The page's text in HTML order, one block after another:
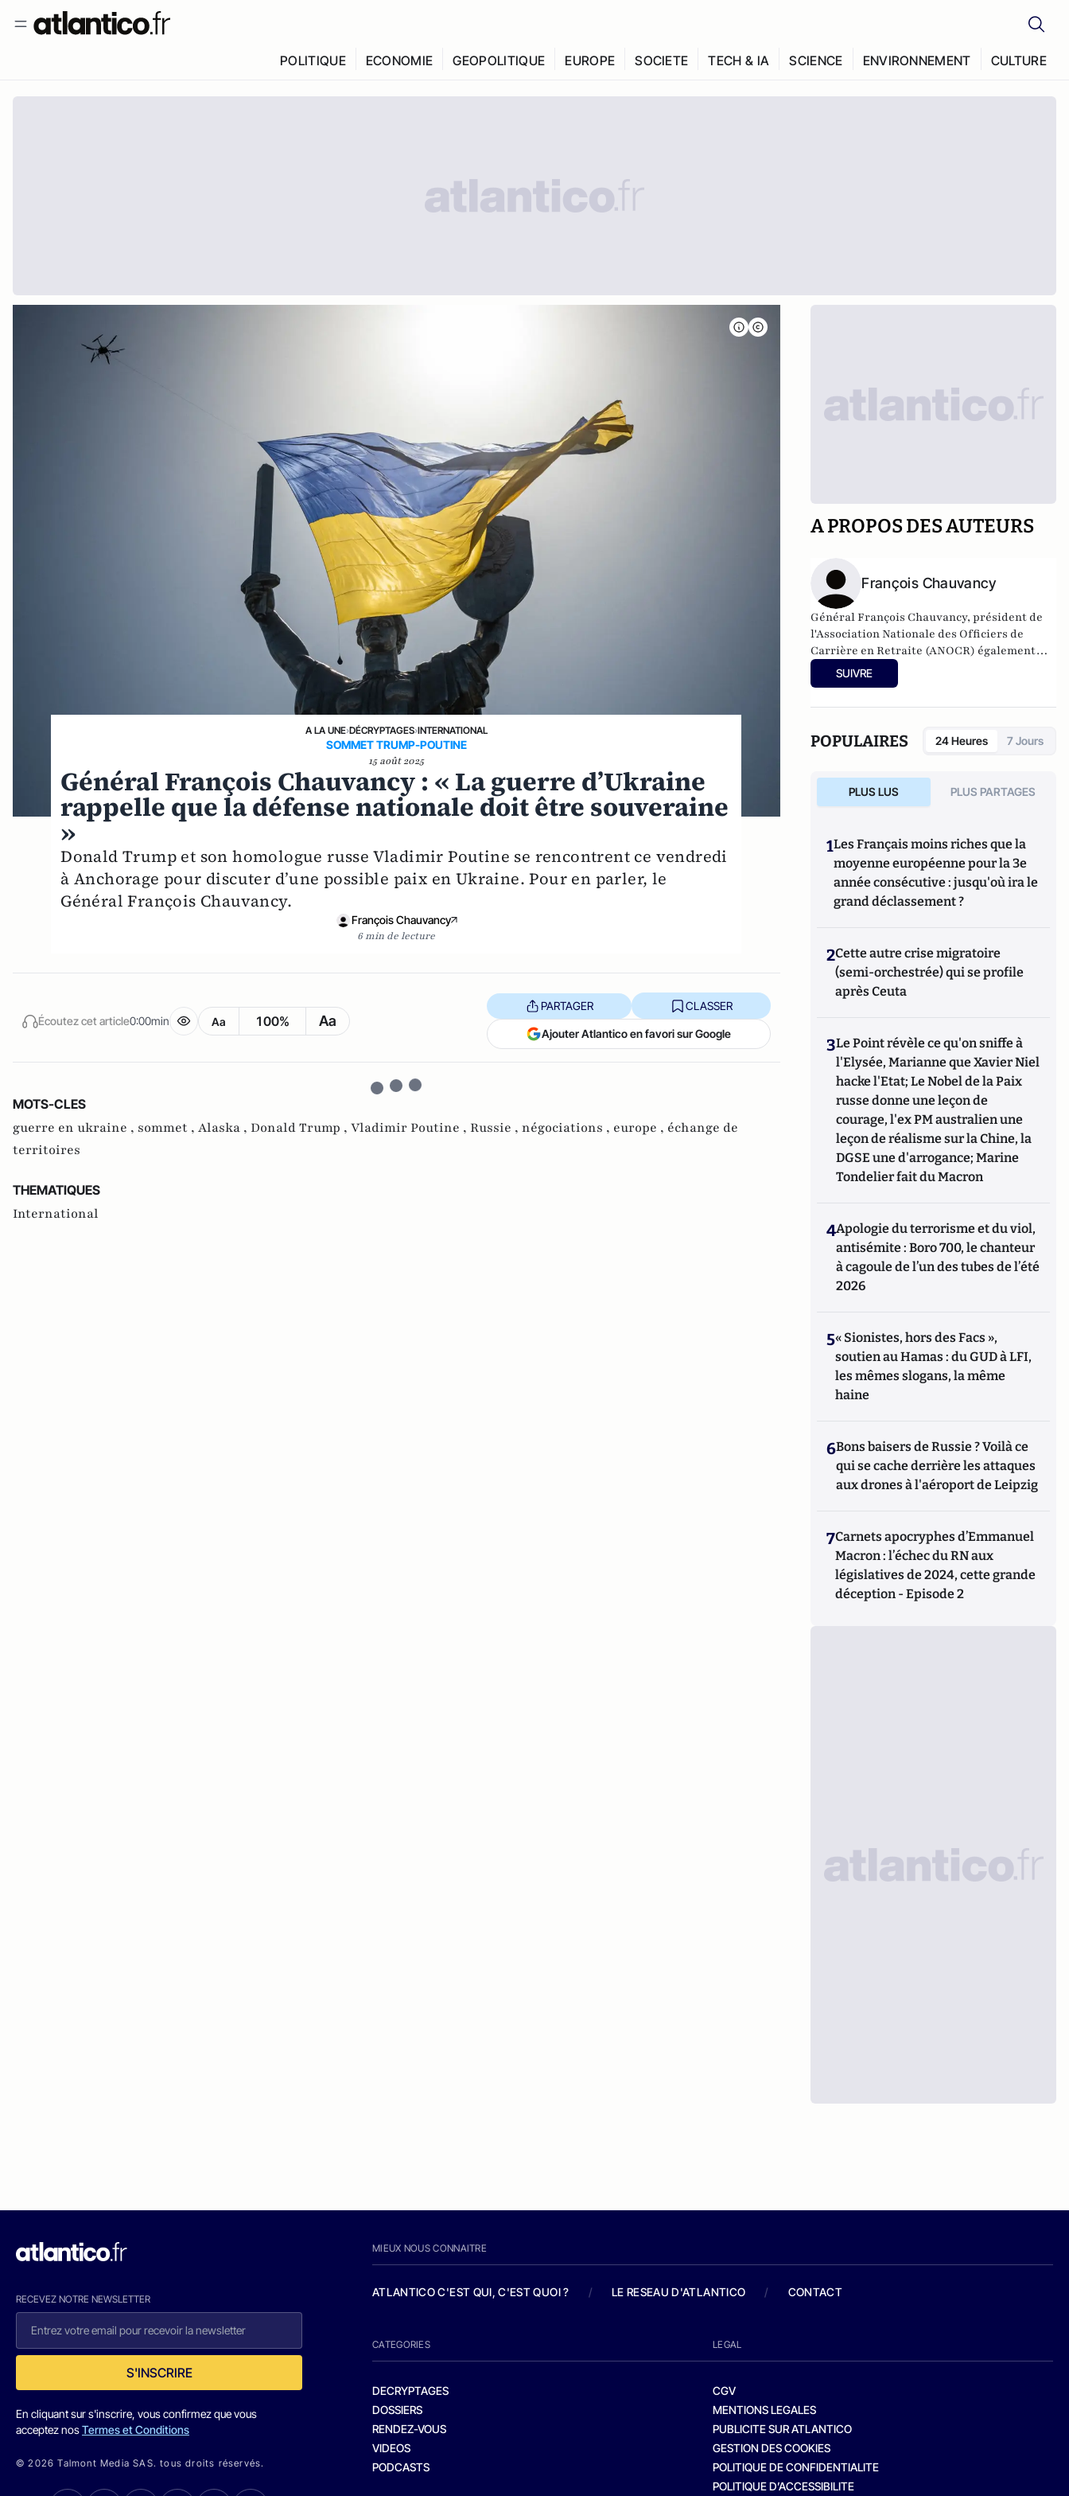
POLITIQUE ECONOMIE GEOPOLITIQUE EUROPE SOCIETE TECH & IA SCIENCE ENVIRONNEMENT CULTURE
A LA UNE›DÉCRYPTAGES›INTERNATIONAL
SOMMET TRUMP-POUTINE
15 août 2025
Général François Chauvancy : « La guerre d’Ukraine
rappelle que la défense nationale doit être souveraine
»
Donald Trump et son homologue russe Vladimir Poutine se rencontrent ce vendredi
à Anchorage pour discuter d’une possible paix en Ukraine. Pour en parler, le
Général François Chauvancy.
François Chauvancy
6 min de lecture
Écoutez cet article0:00min Aa 100% Aa
PARTAGER CLASSER
Ajouter Atlantico en favori sur Google
MOTS-CLES
guerre en ukraine , sommet , Alaska , Donald Trump , Vladimir Poutine , Russie , négociations , europe , échange de
territoires
THEMATIQUES
International
A PROPOS DES AUTEURS
François Chauvancy
Général François Chauvancy, président de
l'Association Nationale des Officiers de
Carrière en Retraite (ANOCR) également
consultant en géopolitique. Il est aussi
l'auteur de «Blocus du Qatar : l’offensive
SUIVRE
POPULAIRES 24 Heures 7 Jours
PLUS LUS PLUS PARTAGES
1Les Français moins riches que la
moyenne européenne pour la 3e
année consécutive : jusqu'où ira le
grand déclassement ?
2Cette autre crise migratoire
(semi-orchestrée) qui se profile
après Ceuta
3Le Point révèle ce qu'on sniffe à
l'Elysée, Marianne que Xavier Niel
hacke l'Etat; Le Nobel de la Paix
russe donne une leçon de
courage, l'ex PM australien une
leçon de réalisme sur la Chine, la
DGSE une d'arrogance; Marine
Tondelier fait du Macron
4Apologie du terrorisme et du viol,
antisémite : Boro 700, le chanteur
à cagoule de l’un des tubes de l’été
2026
5« Sionistes, hors des Facs »,
soutien au Hamas : du GUD à LFI,
les mêmes slogans, la même
haine
6Bons baisers de Russie ? Voilà ce
qui se cache derrière les attaques
aux drones à l'aéroport de Leipzig
7Carnets apocryphes d’Emmanuel
Macron : l’échec du RN aux
législatives de 2024, cette grande
déception - Episode 2
RECEVEZ NOTRE NEWSLETTER
S'INSCRIRE
En cliquant sur s'inscrire, vous confirmez que vous
acceptez nosTermes et Conditions
© 2026 Talmont Media SAS. tous droits réservés.
MIEUX NOUS CONNAITRE
ATLANTICO C'EST QUI, C'EST QUOI ? / LE RESEAU D'ATLANTICO / CONTACT
CATEGORIES
DECRYPTAGES
DOSSIERS
RENDEZ-VOUS
VIDEOS
PODCASTS
LEGAL
CGV
MENTIONS LEGALES
PUBLICITE SUR ATLANTICO
GESTION DES COOKIES
POLITIQUE DE CONFIDENTIALITE
POLITIQUE D’ACCESSIBILITE